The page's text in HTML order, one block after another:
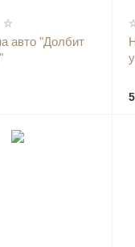
авто "Долбит